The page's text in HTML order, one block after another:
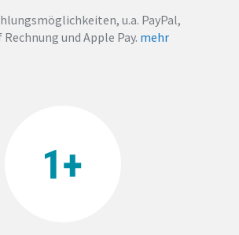
u.a. PayPal,
Rechnung und Apple Pay. mehr